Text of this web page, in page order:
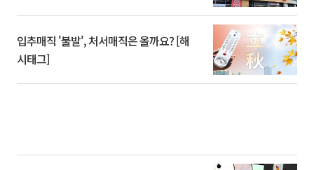
입추매직 '불발', 처서매직은 올까요? [해
시태그]